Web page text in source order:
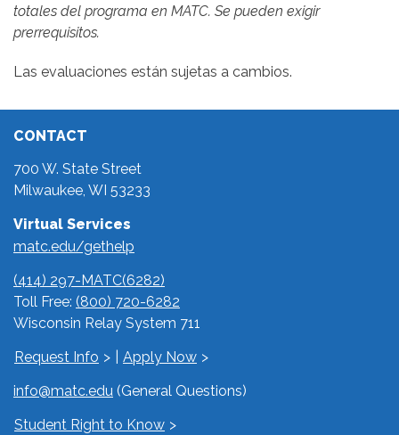
totales del programa en MATC. Se pueden exigir
prerrequisitos.
Las evaluaciones están sujetas a cambios.
CONTACT
700 W. State Street
Milwaukee, WI 53233
Virtual Services
matc.edu/gethelp
(414) 297-MATC(6282)
Toll Free: (800) 720-6282
Wisconsin Relay System 711
Request Info
Apply Now
info@matc.edu (General Questions)
Student Right to Know